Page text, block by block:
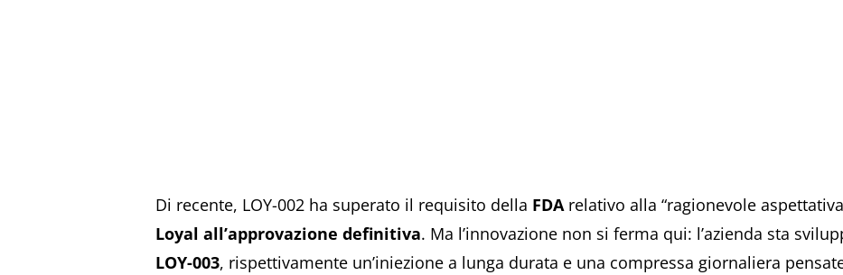
Di recente, LOY-002 ha superato il requisito della FDA relativo alla “ragionevole
Loyal all’approvazione definitiva. Ma l’innovazione non si ferma qui: l’azienda sta
LOY-003, rispettivamente un’iniezione a lunga durata e una compressa giornaliera